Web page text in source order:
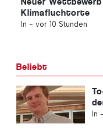
Klimafluchtorte
In - vor 10 Stunden
Beliebt
In -